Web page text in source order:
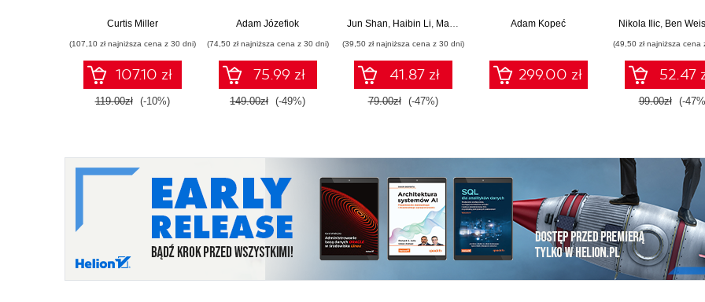
techniques for
Python
Curtis Miller
(107,10 zł najniższa cena z 30 dni)
107.10 zł
119.00zł (-10%)
Adam Józefiok
(74,50 zł najniższa cena z 30 dni)
75.99 zł
149.00zł (-49%)
wartościowe wnioski i
zaawansowany SQL
na potrzeby
praktycznych
zastosowań.
Wydanie IV
Jun Shan, Haibin Li, Matt Goldwasser ,Upom Malik, Benjamin Johnston
(39,50 zł najniższa cena z 30 dni)
41.87 zł
79.00zł (-47%)
Adam Kopeć
299.00 zł
Nikola Ilic, Ben
(49,50 zł najniższa cena
52.47
99.00zł (-